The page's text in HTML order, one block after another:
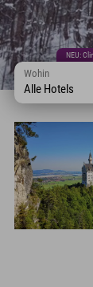
NEU:
Wohin
Alle Hotels